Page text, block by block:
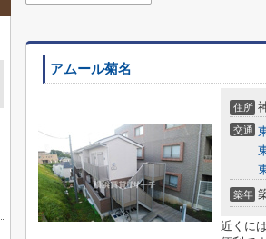
アムール菊名
住所
交通
築年
近くに